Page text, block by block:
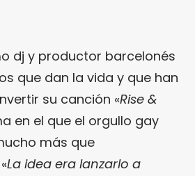
dj y productor barcelonés
que dan la vida y que han
su canción «Rise &
en el que el orgullo gay
más que
La idea era lanzarlo a